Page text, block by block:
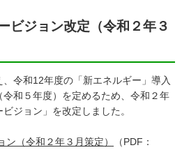
ビジョン改定（令和２年３
令和12年度の「新エネルギー」導入
和５年度）を定めるため、令和２年
ジョン」を改定しました。
（令和２年３月策定）
（PDF：